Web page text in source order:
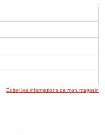
Éditer les informations de mon magasin